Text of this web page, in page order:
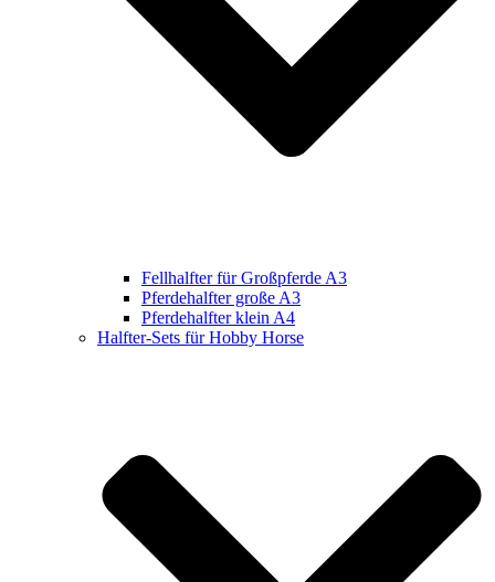
Fellhalfter für Großpferde A3
Pferdehalfter große A3
Pferdehalfter klein A4
Halfter-Sets für Hobby Horse